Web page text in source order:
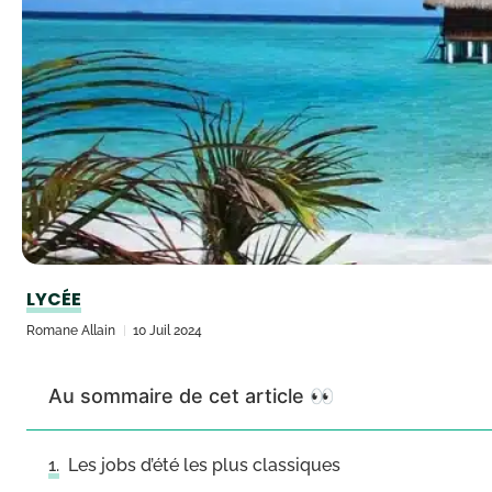
LYCÉE
Romane Allain 10 Juil 2024
Au sommaire de cet article 👀
Les jobs d’été les plus classiques